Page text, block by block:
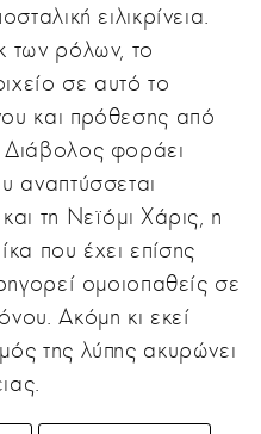
ειλικρίνεια.
των ρόλων, το
σε αυτό το
και πρόθεσης από
φοράει
αναπτύσσεται
τη Νεϊόμι Χάρις, η
που έχει επίσης
ομοιοπαθείς σε
Ακόμη κι εκεί
της λύπης ακυρώνει